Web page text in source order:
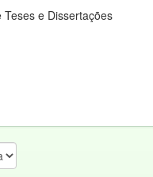
Teses e Dissertações